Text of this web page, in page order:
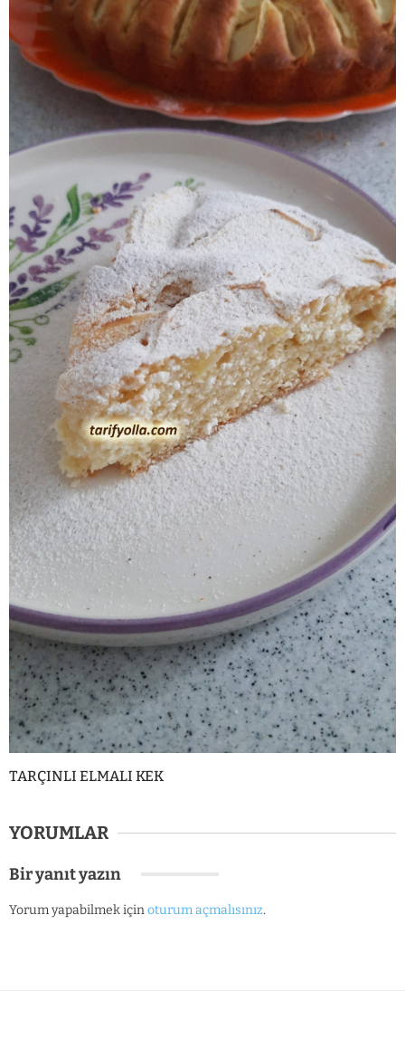
TARÇINLI ELMALI KEK
YORUMLAR
Bir yanıt yazın
Yorum yapabilmek içinoturum açmalısınız.